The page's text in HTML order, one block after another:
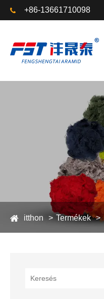
+86-13661710098
itthon Termékek